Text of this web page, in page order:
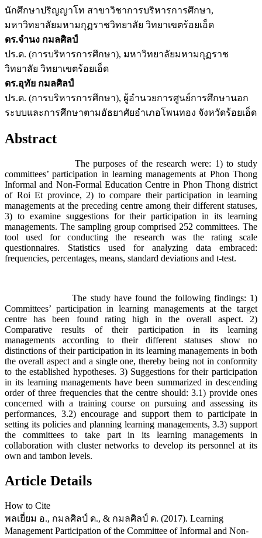
นักศึกษาปริญญาโท สาขาวิชาการบริหารการศึกษา,
มหาวิทยาลัยมหามกุฏราชวิทยาลัย วิทยาเขตร้อยเอ็ด
ดร.จำนง กมลศิลป์
ปร.ด. (การบริหารการศึกษา), มหาวิทยาลัยมหามกุฏราช
วิทยาลัย วิทยาเขตร้อยเอ็ด
ดร.อุทัย กมลศิลป์
ปร.ด. (การบริหารการศึกษา), ผู้อำนวยการศูนย์การศึกษานอก
ระบบและการศึกษาตามอัธยาศัยอำเภอโพนทอง จังหวัดร้อยเอ็ด
Abstract
The purposes of the research were: 1) to study
committees’ participation in learning managements at Phon Thong
Informal and Non-Formal Education Centre in Phon Thong district
of Roi Et province, 2) to compare their participation in learning
managements at the preceding centre among their different statuses,
3) to examine suggestions for their participation in its learning
managements. The sampling group comprised 252 committees. The
tool used for conducting the research was the rating scale
questionnaires. Statistics used for analyzing data embraced:
frequencies, percentages, means, standard deviations and t-test.
The study have found the following findings: 1)
Committees’ participation in learning managements at the target
centre has been found rating high in the overall aspect. 2)
Comparative results of their participation in its learning
managements according to their different statuses show no
distinctions of their participation in its learning managements in both
the overall aspect and a single one, thereby being not in conformity
to the established hypotheses. 3) Suggestions for their participation
in its learning managements have been summarized in descending
order of three frequencies that the centre should: 3.1) provide ones
concerned with a training course on pursuing and assessing its
performances, 3.2) encourage and support them to participate in
setting its policies and planning learning managements, 3.3) support
the committees to take part in its learning managements in
collaboration with cluster networks to develop its personnel at its
own and tambon levels.
Article Details
How to Cite
พลเยี่ยม อ., กมลศิลป์ ด., & กมลศิลป์ ด. (2017). Learning
Management Participation of the Committee of Informal and Non-